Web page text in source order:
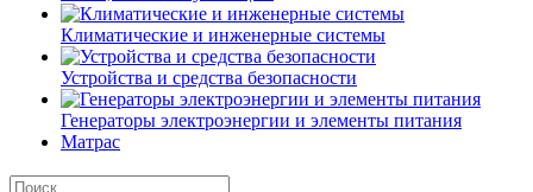
Климатические и инженерные системы
Устройства и средства безопасности
Генераторы электроэнергии и элементы питания
Матрас